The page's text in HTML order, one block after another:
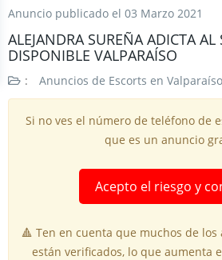
Anuncio publicado el 03 Marzo 2021
ALEJANDRA SUREÑA ADICTA AL
DISPONIBLE VALPARAÍSO
: Anuncios de Escorts en Valparaíso
Si no ves el número de teléfono de
que es un anuncio
Acepto el riesgo y
🔺 Ten en cuenta que muchos de
están verificados, lo que aumenta